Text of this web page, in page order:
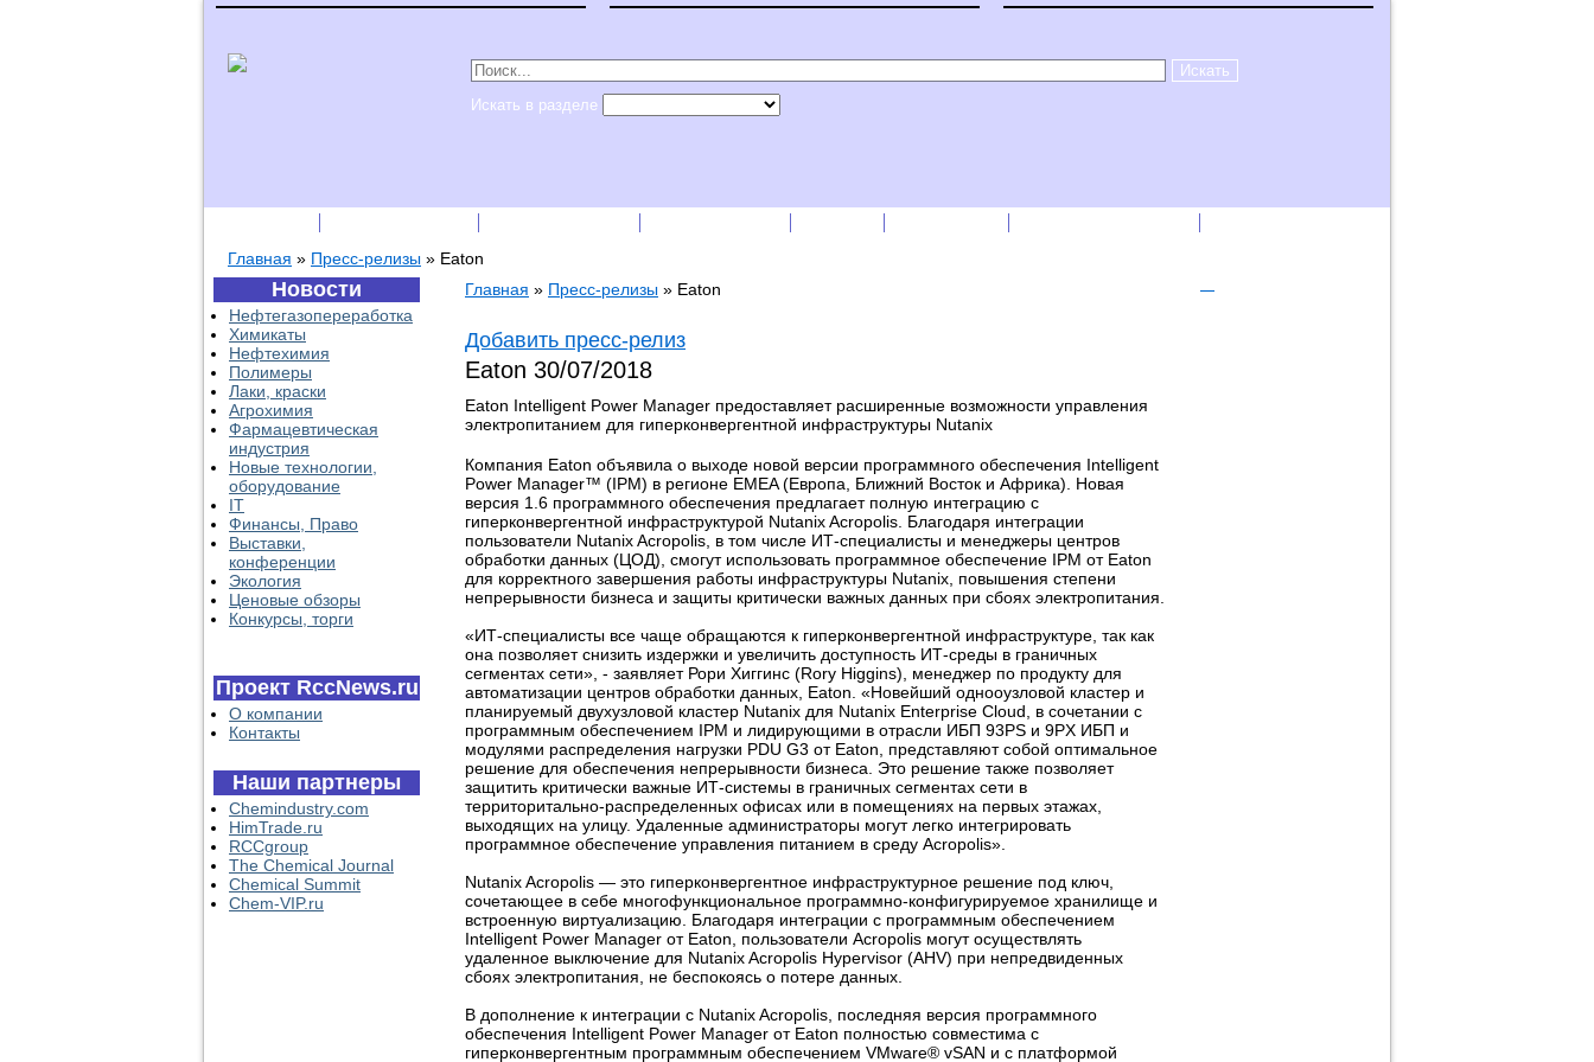
Искать в разделе
Главная » Пресс-релизы » Eaton
Новости
Нефтегазопереработка
Химикаты
Нефтехимия
Полимеры
Лаки, краски
Агрохимия
Фармацевтическая
индустрия
Новые технологии,
оборудование
IT
Финансы, Право
Выставки,
конференции
Экология
Ценовые обзоры
Конкурсы, торги
Проект RccNews.ru
О компании
Контакты
Наши партнеры
Chemindustry.com
HimTrade.ru
RCCgroup
The Chemical Journal
Chemical Summit
Chem-VIP.ru
Главная » Пресс-релизы » Eaton
Добавить пресс-релиз
Eaton 30/07/2018
Eaton Intelligent Power Manager предоставляет расширенные возможности управления
электропитанием для гиперконвергентной инфраструктуры Nutanix
Компания Eaton объявила о выходе новой версии программного обеспечения Intelligent
Power Manager™ (IPM) в регионе EMEA (Европа, Ближний Восток и Африка). Новая
версия 1.6 программного обеспечения предлагает полную интеграцию с
гиперконвергентной инфраструктурой Nutanix Acropolis. Благодаря интеграции
пользователи Nutanix Acropolis, в том числе ИТ-специалисты и менеджеры центров
обработки данных (ЦОД), смогут использовать программное обеспечение IPM от Eaton
для корректного завершения работы инфраструктуры Nutanix, повышения степени
непрерывности бизнеса и защиты критически важных данных при сбоях электропитания.
«ИТ-специалисты все чаще обращаются к гиперконвергентной инфраструктуре, так как
она позволяет снизить издержки и увеличить доступность ИТ-среды в граничных
сегментах сети», - заявляет Рори Хиггинс (Rory Higgins), менеджер по продукту для
автоматизации центров обработки данных, Eaton. «Новейший однооузловой кластер и
планируемый двухузловой кластер Nutanix для Nutanix Enterprise Cloud, в сочетании с
программным обеспечением IPM и лидирующими в отрасли ИБП 93PS и 9PX ИБП и
модулями распределения нагрузки PDU G3 от Eaton, представляют собой оптимальное
решение для обеспечения непрерывности бизнеса. Это решение также позволяет
защитить критически важные ИТ-системы в граничных сегментах сети в
территоритально-распределенных офисах или в помещениях на первых этажах,
выходящих на улицу. Удаленные администраторы могут легко интегрировать
программное обеспечение управления питанием в среду Acropolis».
Nutanix Acropolis — это гиперконвергентное инфраструктурное решение под ключ,
сочетающее в себе многофункциональное программно-конфигурируемое хранилище и
встроенную виртуализацию. Благодаря интеграции с программным обеспечением
Intelligent Power Manager от Eaton, пользователи Acropolis могут осуществлять
удаленное выключение для Nutanix Acropolis Hypervisor (AHV) при непредвиденных
сбоях электропитания, не беспокоясь о потере данных.
В дополнение к интеграции с Nutanix Acropolis, последняя версия программного
обеспечения Intelligent Power Manager от Eaton полностью совместима с
гиперконвергентным программным обеспечением VMware® vSAN и с платформой